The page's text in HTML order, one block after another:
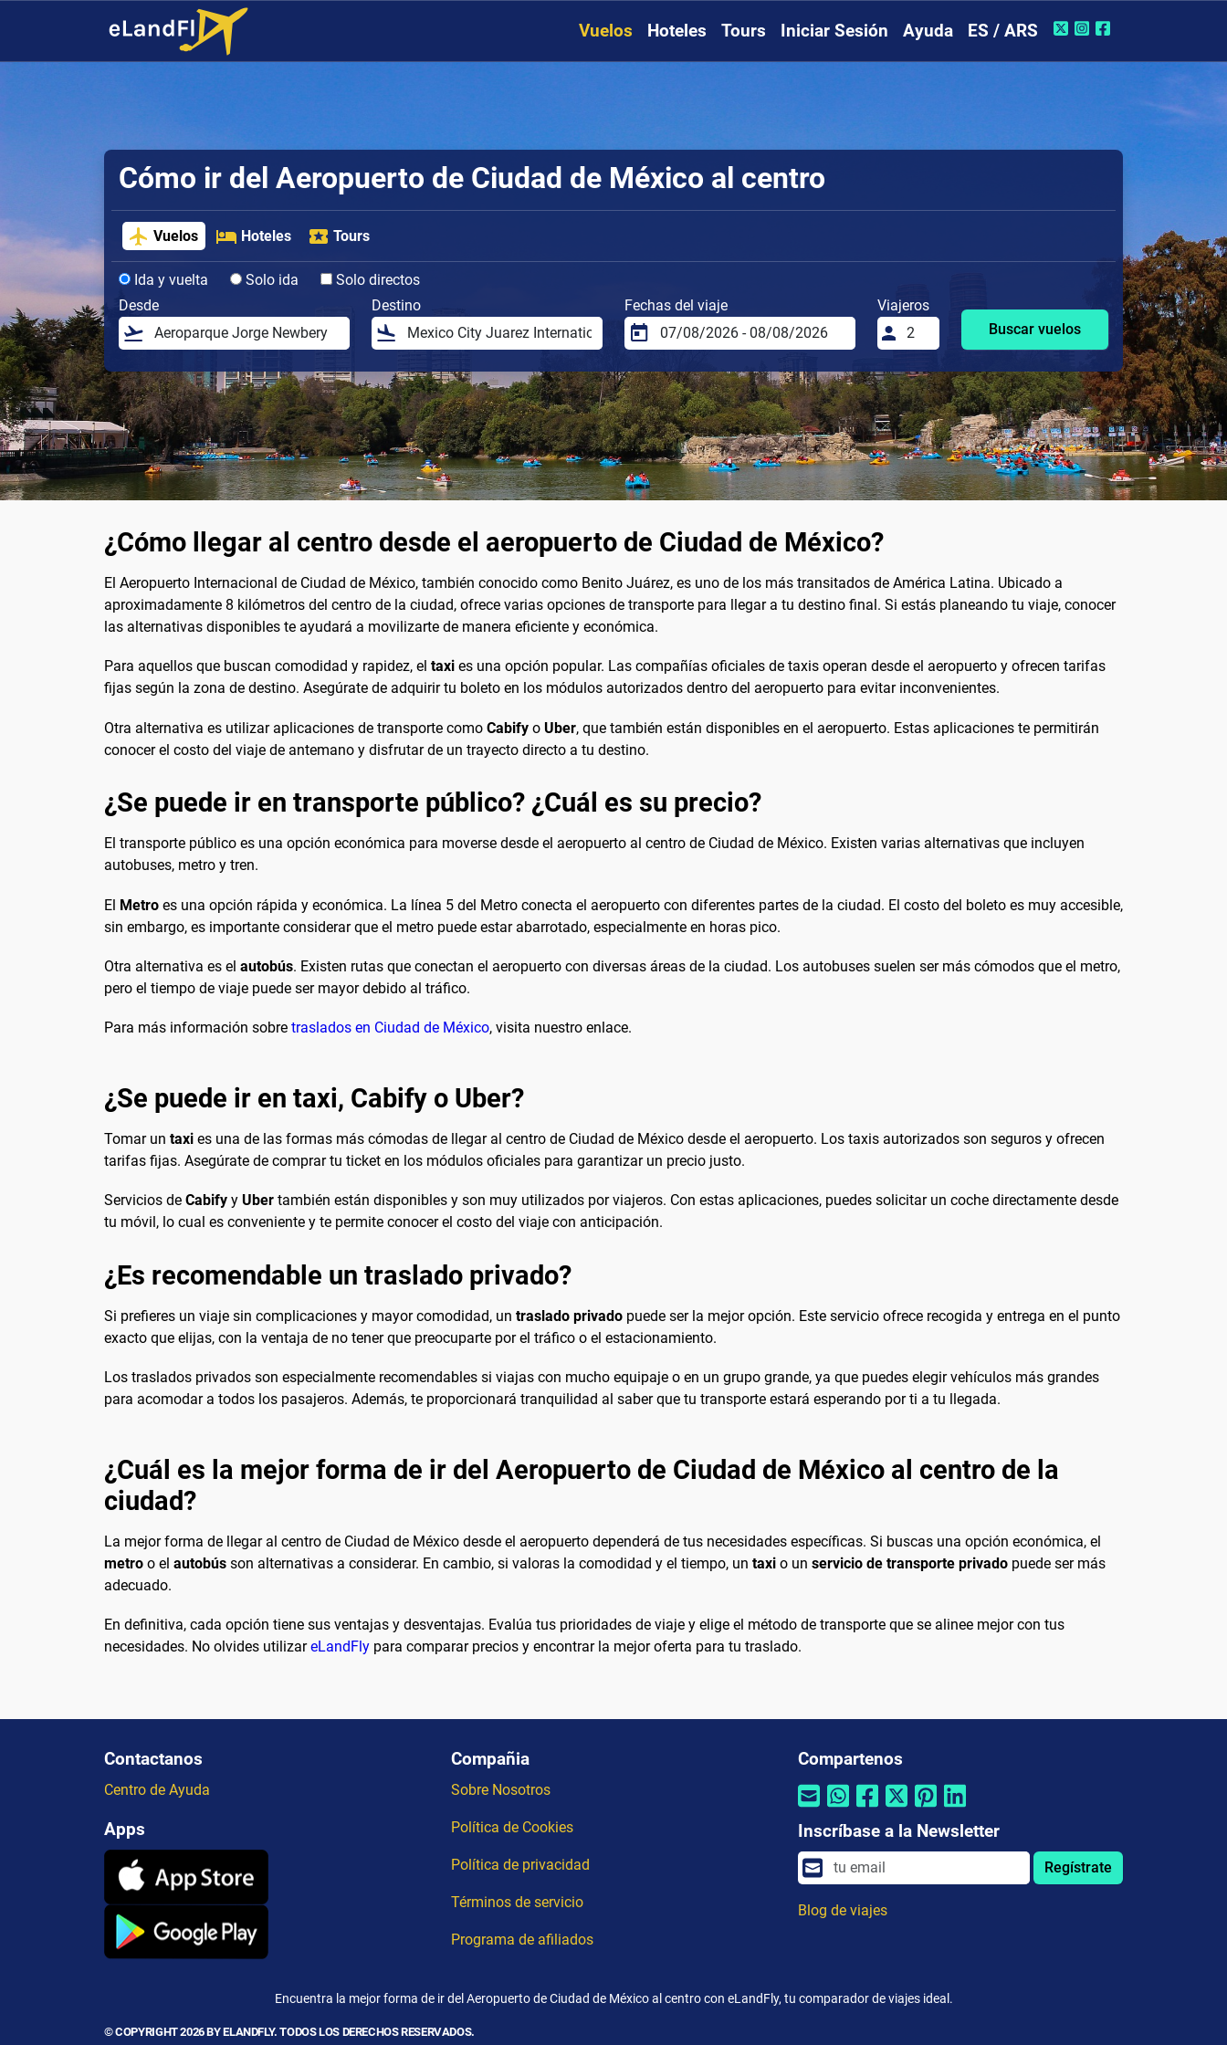
Vuelos Hoteles Tours Iniciar Sesión Ayuda ES / ARS
Cómo ir del Aeropuerto de Ciudad de México al centro
Vuelos Hoteles Tours
Ida y vuelta Solo ida
Solo directos
Desde
Destino Fechas del viaje
Viajeros
Buscar vuelos
¿Cómo llegar al centro desde el aeropuerto de Ciudad de México?
El Aeropuerto Internacional de Ciudad de México, también conocido como Benito Juárez, es uno de los más transitados de América Latina. Ubicado a
aproximadamente 8 kilómetros del centro de la ciudad, ofrece varias opciones de transporte para llegar a tu destino final. Si estás planeando tu viaje, conocer
las alternativas disponibles te ayudará a movilizarte de manera eficiente y económica.
Para aquellos que buscan comodidad y rapidez, el taxi es una opción popular. Las compañías oficiales de taxis operan desde el aeropuerto y ofrecen tarifas
fijas según la zona de destino. Asegúrate de adquirir tu boleto en los módulos autorizados dentro del aeropuerto para evitar inconvenientes.
Otra alternativa es utilizar aplicaciones de transporte como Cabify o Uber, que también están disponibles en el aeropuerto. Estas aplicaciones te permitirán
conocer el costo del viaje de antemano y disfrutar de un trayecto directo a tu destino.
¿Se puede ir en transporte público? ¿Cuál es su precio?
El transporte público es una opción económica para moverse desde el aeropuerto al centro de Ciudad de México. Existen varias alternativas que incluyen
autobuses, metro y tren.
El Metro es una opción rápida y económica. La línea 5 del Metro conecta el aeropuerto con diferentes partes de la ciudad. El costo del boleto es muy accesible,
sin embargo, es importante considerar que el metro puede estar abarrotado, especialmente en horas pico.
Otra alternativa es el autobús. Existen rutas que conectan el aeropuerto con diversas áreas de la ciudad. Los autobuses suelen ser más cómodos que el metro,
pero el tiempo de viaje puede ser mayor debido al tráfico.
Para más información sobre traslados en Ciudad de México, visita nuestro enlace.
¿Se puede ir en taxi, Cabify o Uber?
Tomar un taxi es una de las formas más cómodas de llegar al centro de Ciudad de México desde el aeropuerto. Los taxis autorizados son seguros y ofrecen
tarifas fijas. Asegúrate de comprar tu ticket en los módulos oficiales para garantizar un precio justo.
Servicios de Cabify y Uber también están disponibles y son muy utilizados por viajeros. Con estas aplicaciones, puedes solicitar un coche directamente desde
tu móvil, lo cual es conveniente y te permite conocer el costo del viaje con anticipación.
¿Es recomendable un traslado privado?
Si prefieres un viaje sin complicaciones y mayor comodidad, un traslado privado puede ser la mejor opción. Este servicio ofrece recogida y entrega en el punto
exacto que elijas, con la ventaja de no tener que preocuparte por el tráfico o el estacionamiento.
Los traslados privados son especialmente recomendables si viajas con mucho equipaje o en un grupo grande, ya que puedes elegir vehículos más grandes
para acomodar a todos los pasajeros. Además, te proporcionará tranquilidad al saber que tu transporte estará esperando por ti a tu llegada.
¿Cuál es la mejor forma de ir del Aeropuerto de Ciudad de México al centro de la
ciudad?
La mejor forma de llegar al centro de Ciudad de México desde el aeropuerto dependerá de tus necesidades específicas. Si buscas una opción económica, el
metro o el autobús son alternativas a considerar. En cambio, si valoras la comodidad y el tiempo, un taxi o un servicio de transporte privado puede ser más
adecuado.
En definitiva, cada opción tiene sus ventajas y desventajas. Evalúa tus prioridades de viaje y elige el método de transporte que se alinee mejor con tus
necesidades. No olvides utilizareLandFly para comparar precios y encontrar la mejor oferta para tu traslado.
Contactanos
Centro de Ayuda
Apps
Compañia
Sobre Nosotros
Política de Cookies
Política de privacidad
Términos de servicio
Programa de afiliados
Compartenos
Inscríbase a la Newsletter
Regístrate
Blog de viajes
Encuentra la mejor forma de ir del Aeropuerto de Ciudad de México al centro con eLandFly, tu comparador de viajes ideal.
© COPYRIGHT 2026 BY ELANDFLY. TODOS LOS DERECHOS RESERVADOS.